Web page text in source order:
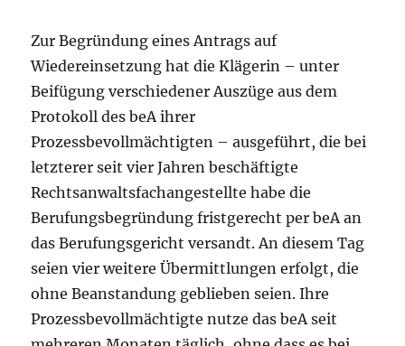
Zur Begründung eines Antrags auf
Wiedereinsetzung hat die Klägerin – unter
Beifügung verschiedener Auszüge aus dem
Protokoll des beA ihrer
Prozessbevollmächtigten – ausgeführt, die bei
letzterer seit vier Jahren beschäftigte
Rechtsanwaltsfachangestellte habe die
Berufungsbegründung fristgerecht per beA an
das Berufungsgericht versandt. An diesem Tag
seien vier weitere Übermittlungen erfolgt, die
ohne Beanstandung geblieben seien. Ihre
Prozessbevollmächtigte nutze das beA seit